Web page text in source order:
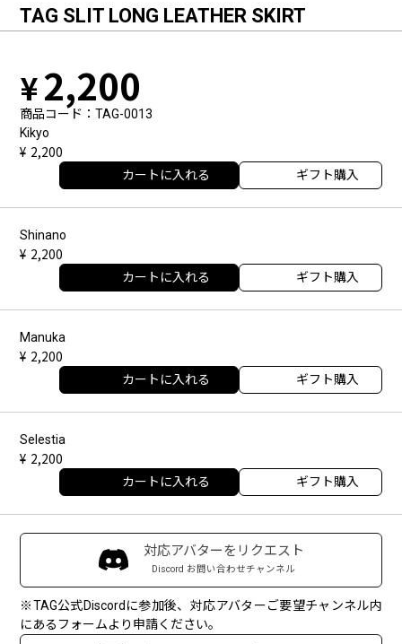
TAG SLIT LONG LEATHER SKIRT
2,200
商品コード
TAG-0013
Kikyo
2,200
カートに入れる ギフト購入
Shinano
2,200
カートに入れる ギフト購入
Manuka
2,200
カートに入れる ギフト購入
Selestia
2,200
カートに入れる ギフト購入
対応アバターをリクエスト
Discord お問い合わせチャンネル
※TAG公式Discordに参加後、対応アバターご要望チャンネル内
にあるフォームより申請ください。